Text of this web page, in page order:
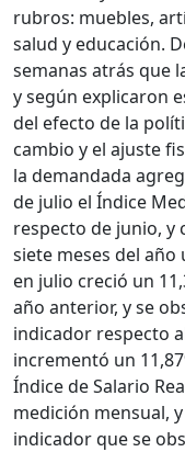
rubros: muebles,
salud y educación.
semanas atrás que
y según explicaron
del efecto de la
cambio y el ajuste
la demandada
de julio el Índice
respecto de junio, y
siete meses del año
en julio creció un
año anterior, y se
indicador respecto
incrementó un
Índice de Salario
medición mensual,
indicador que se